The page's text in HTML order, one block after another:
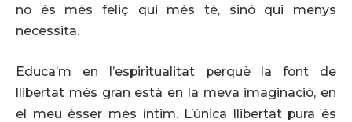
no és més feliç qui més té, sinó qui menys
necessita.
Educa’m en l’espiritualitat perquè la font de
llibertat més gran està en la meva imaginació, en
el meu ésser més íntim. L’única llibertat pura és